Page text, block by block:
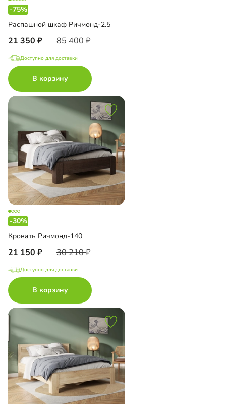
-75%
Распашной шкаф Ричмонд-2.5
21 350 85 400
Доступно для доставки
В корзину
-30%
Кровать Ричмонд-140
21 150 30 210
Доступно для доставки
В корзину